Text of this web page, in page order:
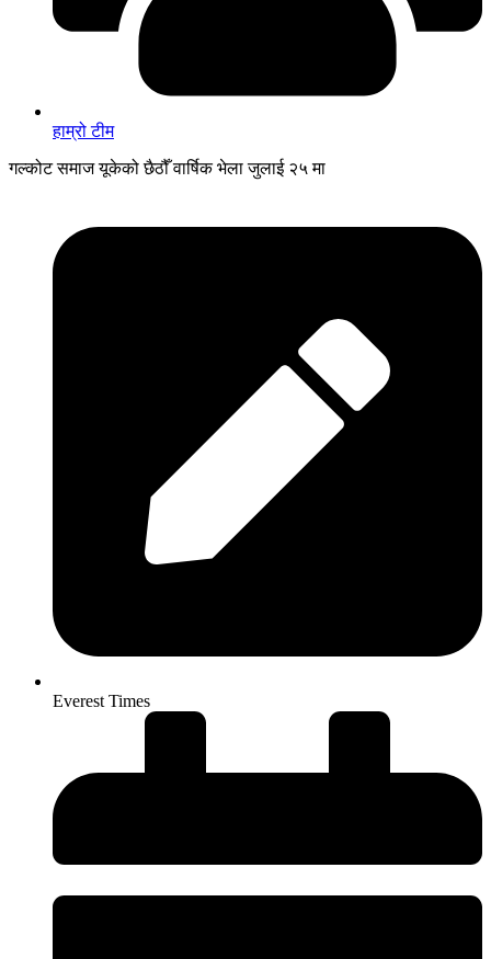
हाम्रो टीम
गल्कोट समाज यूकेको छैठौँ वार्षिक भेला जुलाई २५ मा
Everest Times